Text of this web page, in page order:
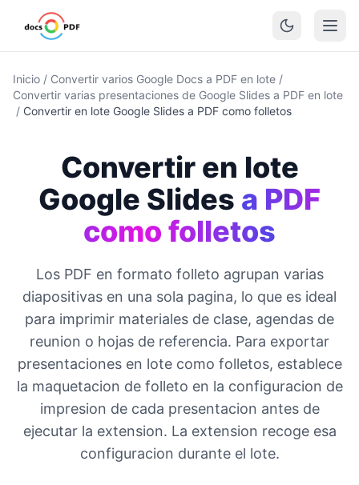
Inicio / Convertir varios Google Docs a PDF en lote /
Convertir varias presentaciones de Google Slides a PDF en lote
/ Convertir en lote Google Slides a PDF como folletos
Convertir en lote
Google Slides a PDF
como folletos
Los PDF en formato folleto agrupan varias
diapositivas en una sola pagina, lo que es ideal
para imprimir materiales de clase, agendas de
reunion o hojas de referencia. Para exportar
presentaciones en lote como folletos, establece
la maquetacion de folleto en la configuracion de
impresion de cada presentacion antes de
ejecutar la extension. La extension recoge esa
configuracion durante el lote.